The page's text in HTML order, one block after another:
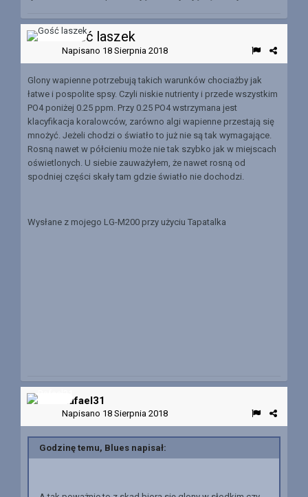
Gość laszek
Napisano 18 Sierpnia 2018
Glony wapienne potrzebują takich warunków chociażby jak
łatwe i pospolite spsy. Czyli niskie nutrienty i przede wszystkim
PO4 poniżej 0.25 ppm. Przy 0.25 PO4 wstrzymana jest
klacyfikacja koralowców, zarówno algi wapienne przestają się
mnożyć. Jeżeli chodzi o światło to już nie są tak wymagające.
Rosną nawet w półcieniu może nie tak szybko jak w miejscach
oświetlonych. U siebie zauważyłem, że nawet rosną od
spodniej części skały tam gdzie światło nie dochodzi.
Wysłane z mojego LG-M200 przy użyciu Tapatalka
Rafael31
Napisano 18 Sierpnia 2018
Godzinę temu, Blues napisał: